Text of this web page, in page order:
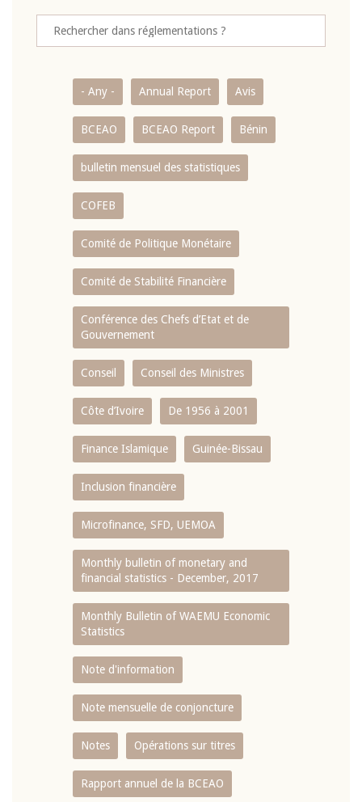
- Any - Annual Report Avis
BCEAO BCEAO Report Bénin
bulletin mensuel des statistiques
COFEB
Comité de Politique Monétaire
Comité de Stabilité Financière
Conférence des Chefs d’Etat et de
Gouvernement
Conseil Conseil des Ministres
Côte d’Ivoire De 1956 à 2001
Finance Islamique Guinée-Bissau
Inclusion financière
Microfinance, SFD, UEMOA
Monthly bulletin of monetary and
financial statistics - December, 2017
Monthly Bulletin of WAEMU Economic
Statistics
Note d'information
Note mensuelle de conjoncture
Notes Opérations sur titres
Rapport annuel de la BCEAO